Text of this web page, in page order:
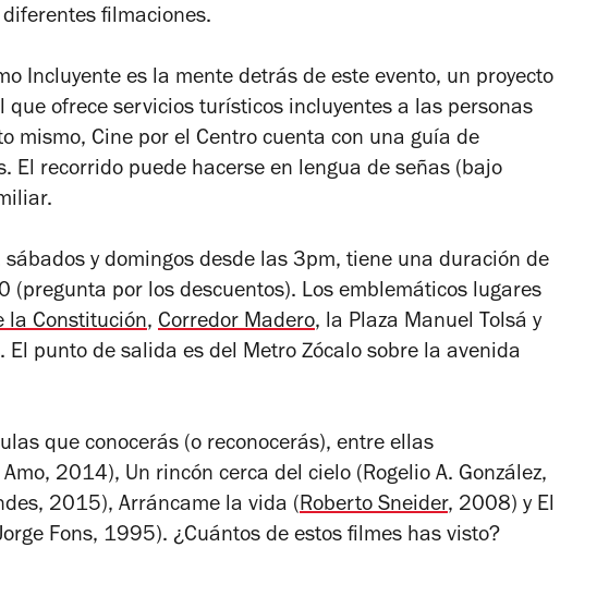
filmaciones.
Incluyente es la mente detrás de este evento, un proyecto
que ofrece servicios turísticos incluyentes a las personas
mismo, Cine por el Centro cuenta con una guía de
El recorrido puede hacerse en lengua de señas (bajo
sábados y domingos desde las 3pm, tiene una duración de
(pregunta por los descuentos). Los emblemáticos lugares
la Constitución, Corredor Madero, la Plaza Manuel Tolsá y
El punto de salida es del Metro Zócalo sobre la avenida
que conocerás (o reconocerás), entre ellas
2014), Un rincón cerca del cielo (Rogelio A. González,
2015), Arráncame la vida (Roberto Sneider, 2008) y El
Fons, 1995). ¿Cuántos de estos filmes has visto?